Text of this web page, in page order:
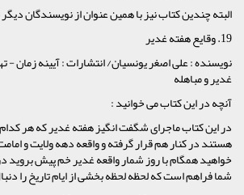
البته چندین کتاب نیز با همین عنوان از نویسندگان
19. وقایع هفته غدیر
نویسنده : علی اصغر یونسیان/ انتشارات : آیینه زمان -
غدیر و مباهله
آنچه در این کتاب می خوانید :
در این کتاب ماجرای شگفت انگیز هفته غدیر که هر کدام
هستند در کنار هم قرار گرفته و واقعه دهه ولایت و
خواهید همگام با روز شمار واقعه غدیر خم پیش بروید
شما فراهم است که لحظه لحظه بخشی از ایام تاریخ را